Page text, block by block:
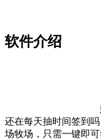
软件介绍
还在每天抽时间签到
场牧场，只需一键即